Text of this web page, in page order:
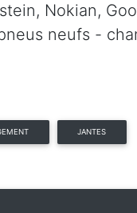
Nokian,
neufs -
JANTES